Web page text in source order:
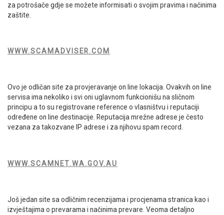
za potrošače gdje se možete informisati o svojim pravima i načinima
zaštite.
WWW.SCAMADVISER.COM
Ovo je odličan site za provjeravanje on line lokacija. Ovakvih on line
servisa ima nekoliko i svi oni uglavnom funkcionišu na sličnom
principu a to su registrovane reference o vlasništvu i reputaciji
određene on line destinacije. Reputacija mrežne adrese je često
vezana za takozvane IP adrese i za njihovu spam record.
WWW.SCAMNET.WA.GOV.AU
Još jedan site sa odličnim recenzijama i procjenama stranica kao i
izvještajima o prevarama i načinima prevare. Veoma detaljno